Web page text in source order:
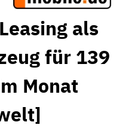
als
für 139
Monat